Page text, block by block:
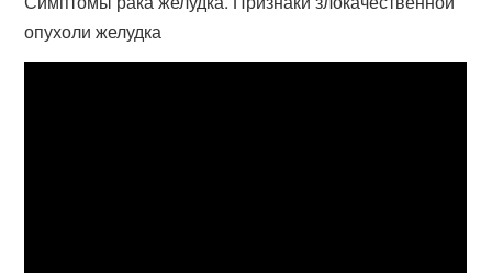
опухоли желудка